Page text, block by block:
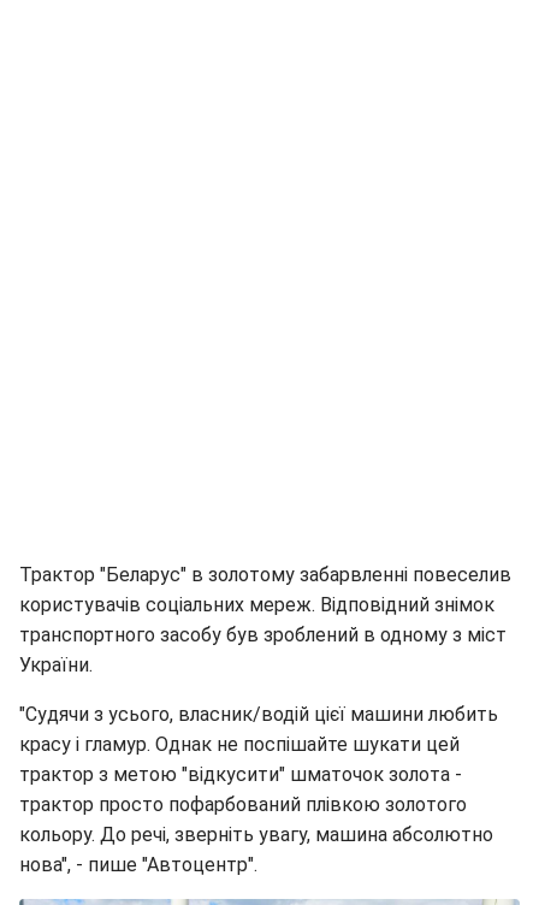
Трактор "Беларус" в золотому забарвленні повеселив
користувачів соціальних мереж. Відповідний знімок
транспортного засобу був зроблений в одному з міст
України.
"Судячи з усього, власник/водій цієї машини любить
красу і гламур. Однак не поспішайте шукати цей
трактор з метою "відкусити" шматочок золота -
трактор просто пофарбований плівкою золотого
кольору. До речі, зверніть увагу, машина абсолютно
нова", - пише "Автоцентр".